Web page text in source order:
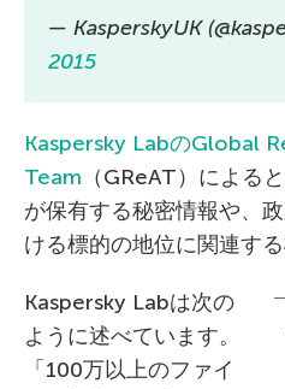
— KasperskyUK
2015
Kaspersky LabのGlobal
Team （GReAT）による
が保有する秘密情報や、
ける標的の地位に関連する
Kaspersky Labは次の
ように述べています。
「100万以上のファイ